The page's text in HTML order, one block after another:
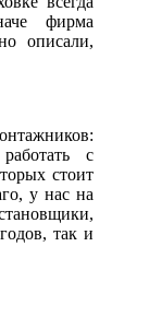
фирма
описали,
с
стоит
у нас на
так и